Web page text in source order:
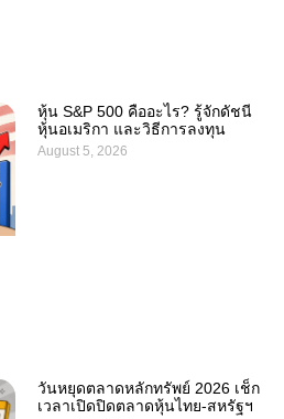
หุ้น S&P 500 คืออะไร? รู้จักดัชนี
หุ้นอเมริกา และวิธีการลงทุน
August 5, 2026
วันหยุดตลาดหลักทรัพย์ 2026 เช็ก
เวลาเปิดปิดตลาดหุ้นไทย-สหรัฐฯ